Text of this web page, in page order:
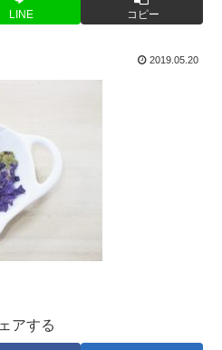
LINE コピー
2019.05.20
アする